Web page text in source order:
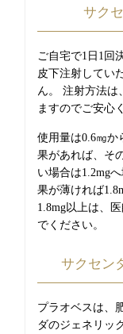
サク
ご自宅で1日1回
皮下注射してい
ん。 注射方法は
ますのでご安心
使用量は0.6㎎か
果があれば、そ
い場合は1.2mg
果が薄ければ
1.8mg以上は、
でください。
サクセン
プラオベスは、
ダのジェネリッ